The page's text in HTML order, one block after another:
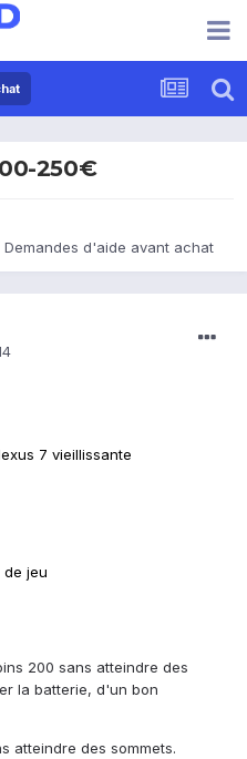
250€
Demandes d'aide avant achat
7 vieillissante
jeu
200 sans atteindre des
la batterie, d'un bon
atteindre des sommets.